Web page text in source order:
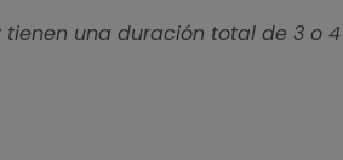
una duración total de 3 o 4